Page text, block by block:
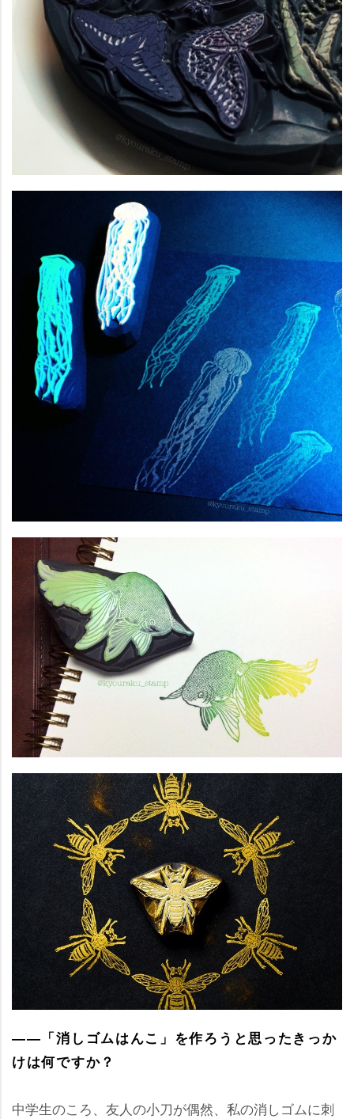
――「消しゴムはんこ」を作ろうと思ったきっか
けは何ですか？
中学生のころ、友人の小刀が偶然、私の消しゴムに刺